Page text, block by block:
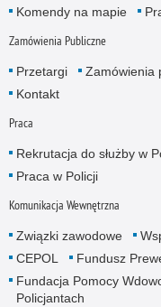
Komendy na mapie
Zamówienia Publiczne
Przetargi Zamówienia
Kontakt
Praca
Rekrutacja do służby w
Praca w Policji
Komunikacja Wewnętrzna
Związki zawodowe
CEPOL
Fundusz
Fundacja Pomocy
Policjantach